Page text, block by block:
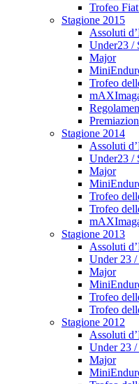
Trofeo
Stagione 2015
Assoluti
Under23 /
Major
Trofeo
Stagione 2014
Assoluti
Under23 /
Major
Trofeo
Trofeo
Stagione 2013
Assoluti
Under 23 /
Major
Trofeo
Trofeo
Stagione 2012
Assoluti
Under 23 /
Major